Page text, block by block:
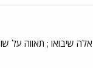
שיבואו ; תאווה על